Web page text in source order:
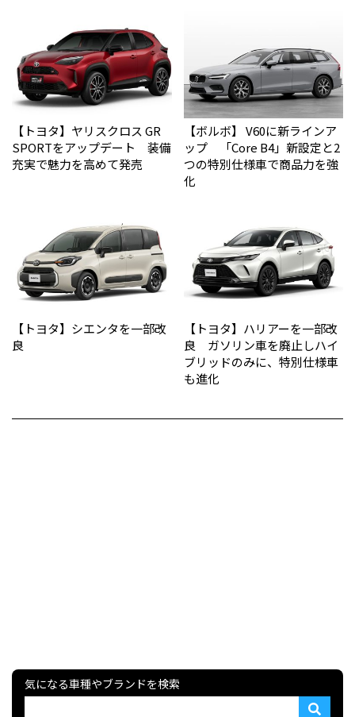
【トヨタ】ヤリスクロス GR
SPORTをアップデート 装備
充実で魅力を高めて発売
【ボルボ】 V60に新ラインア
ップ 「Core B4」新設定と2
つの特別仕様車で商品力を強
化
【トヨタ】シエンタを一部改
良
【トヨタ】ハリアーを一部改
良 ガソリン車を廃止しハイ
ブリッドのみに、特別仕様車
も進化
気になる車種やブランドを検索